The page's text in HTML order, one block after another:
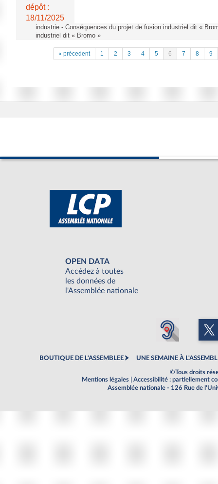
dépôt :
18/11/2025
industrie - Conséquences du projet de fusion industriel dit «
industriel dit « Bromo »
« précedent 1 2 3 4 5 6 7 8 9
OPEN DATA
Accédez à toutes
les données de
l'Assemblée nationale
BOUTIQUE DE L'ASSEMBLEE UNE SEMAINE À
©Tous droits
Mentions légales
Accessibilité : partiellement
Assemblée nationale - 126 Rue de